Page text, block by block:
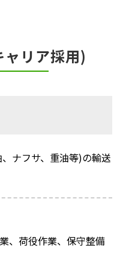
リア採用)
ナフサ、重油等)の輸送
、荷役作業、保守整備